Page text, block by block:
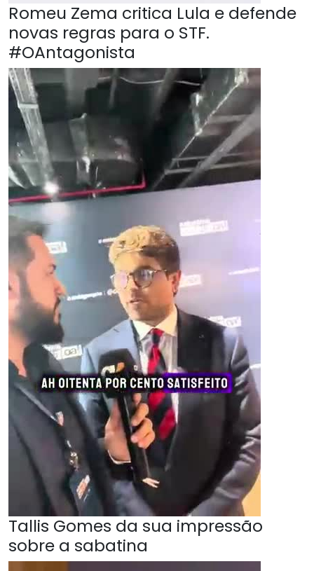
Romeu Zema critica Lula e defende
novas regras para o STF.
#OAntagonista
Tallis Gomes da sua impressão
sobre a sabatina